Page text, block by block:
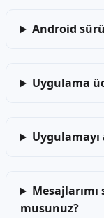
Android
Uygulama
musunuz?